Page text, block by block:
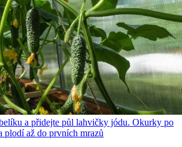
a přidejte půl lahvičky jódu. Okurky po
plodí až do prvních mrazů